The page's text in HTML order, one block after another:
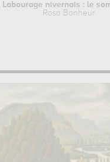
Labourage nivernais : le
Rosa Bonheur